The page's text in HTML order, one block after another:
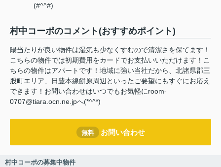
(#^^#)
村中コーポのコメント(おすすめポイント)
陽当たりが良い物件は湿気も少なくすむので清潔さを保てます！
こちらの物件では初期費用をカードでお支払いいただけます！こ
ちらの物件はアパートです！地域に強い当社だから、北諸県郡三
股町エリア、日豊本線餅原周辺といったご要望にもすぐにお応え
できます！お問い合わせはいつでもお気軽にroom-
0707@tiara.ocn.ne.jpへ(*^^*)
無料 お問い合わせ
村中コーポの募集中物件